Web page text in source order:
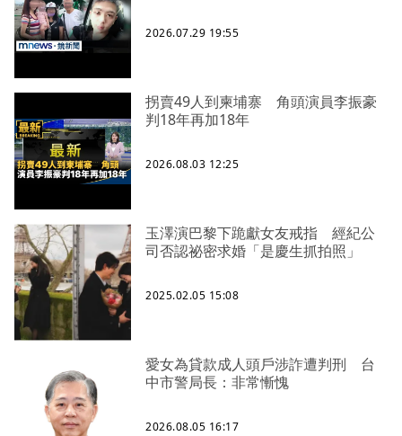
2026.07.29 19:55
拐賣49人到柬埔寨 角頭演員李振豪
判18年再加18年
2026.08.03 12:25
玉澤演巴黎下跪獻女友戒指 經紀公
司否認祕密求婚「是慶生抓拍照」
2025.02.05 15:08
愛女為貸款成人頭戶涉詐遭判刑 台
中市警局長：非常慚愧
2026.08.05 16:17